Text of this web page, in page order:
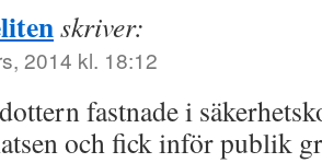
skriver:
2014 kl. 18:12
fastnade i
och fick inför publik